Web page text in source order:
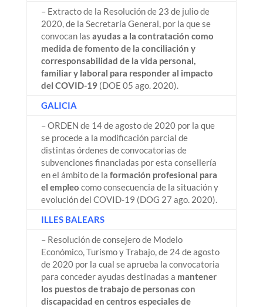
– Extracto de la Resolución de 23 de julio de
2020, de la Secretaría General, por la que se
convocan las ayudas a la contratación como
medida de fomento de la conciliación y
corresponsabilidad de la vida personal,
familiar y laboral para responder al impacto
del COVID-19 (DOE 05 ago. 2020).
GALICIA
– ORDEN de 14 de agosto de 2020 por la que
se procede a la modificación parcial de
distintas órdenes de convocatorias de
subvenciones financiadas por esta consellería
en el ámbito de la formación profesional para
el empleo como consecuencia de la situación y
evolución del COVID-19 (DOG 27 ago. 2020).
ILLES BALEARS
– Resolución de consejero de Modelo
Económico, Turismo y Trabajo, de 24 de agosto
de 2020 por la cual se aprueba la convocatoria
para conceder ayudas destinadas a mantener
los puestos de trabajo de personas con
discapacidad en centros especiales de